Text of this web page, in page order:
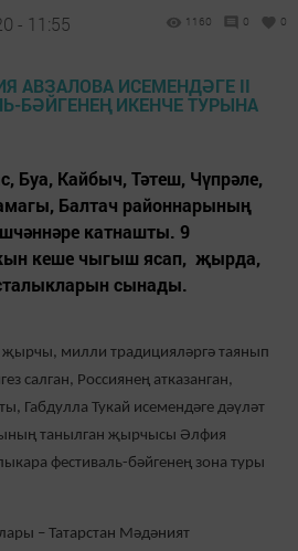
- 11:55 1160 0 0
Буа, Кайбыч, Тәтеш, Чүпрәле,
Балтач районнарының
катнашты. 9
кеше чыгыш ясап, җырда,
сынады.
милли традицияләргә таянып
салган, Россиянең атказанган,
Габдулла Тукай исемендәге дәүләт
танылган җырчысы Әлфия
фестиваль-бәйгенең зона туры
– Татарстан Мәдәният